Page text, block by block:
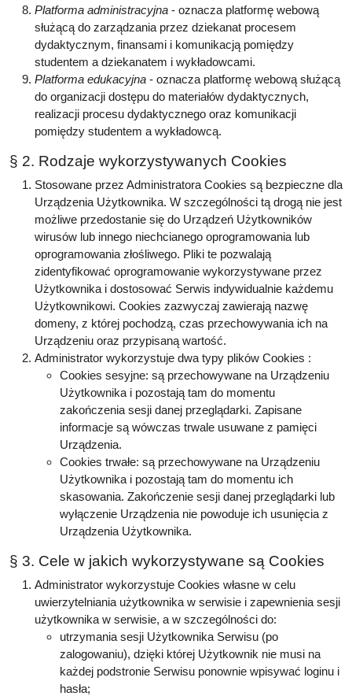
Platforma administracyjna - oznacza platformę webową
służącą do zarządzania przez dziekanat procesem
dydaktycznym, finansami i komunikacją pomiędzy
studentem a dziekanatem i wykładowcami.
Platforma edukacyjna - oznacza platformę webową służącą
do organizacji dostępu do materiałów dydaktycznych,
realizacji procesu dydaktycznego oraz komunikacji
pomiędzy studentem a wykładowcą.
§ 2. Rodzaje wykorzystywanych Cookies
Stosowane przez Administratora Cookies są bezpieczne dla
Urządzenia Użytkownika. W szczególności tą drogą nie jest
możliwe przedostanie się do Urządzeń Użytkowników
wirusów lub innego niechcianego oprogramowania lub
oprogramowania złośliwego. Pliki te pozwalają
zidentyfikować oprogramowanie wykorzystywane przez
Użytkownika i dostosować Serwis indywidualnie każdemu
Użytkownikowi. Cookies zazwyczaj zawierają nazwę
domeny, z której pochodzą, czas przechowywania ich na
Urządzeniu oraz przypisaną wartość.
Administrator wykorzystuje dwa typy plików Cookies :
Cookies sesyjne: są przechowywane na Urządzeniu
Użytkownika i pozostają tam do momentu
zakończenia sesji danej przeglądarki. Zapisane
informacje są wówczas trwale usuwane z pamięci
Urządzenia.
Cookies trwałe: są przechowywane na Urządzeniu
Użytkownika i pozostają tam do momentu ich
skasowania. Zakończenie sesji danej przeglądarki lub
wyłączenie Urządzenia nie powoduje ich usunięcia z
Urządzenia Użytkownika.
§ 3. Cele w jakich wykorzystywane są Cookies
Administrator wykorzystuje Cookies własne w celu
uwierzytelniania użytkownika w serwisie i zapewnienia sesji
użytkownika w serwisie, a w szczególności do:
utrzymania sesji Użytkownika Serwisu (po
zalogowaniu), dzięki której Użytkownik nie musi na
każdej podstronie Serwisu ponownie wpisywać loginu i
hasła;